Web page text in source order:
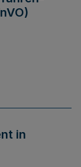
in